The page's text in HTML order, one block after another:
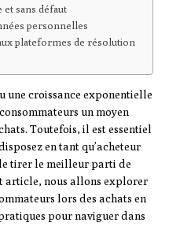
sans défaut
personnelles
plateformes de résolution
une croissance exponentielle
un moyen
Toutefois, il est essentiel
en tant qu’acheteur
tirer le meilleur parti de
article, nous allons explorer
lors des achats en
pour naviguer dans